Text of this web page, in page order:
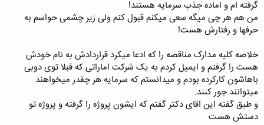
گرفته ام و اماده جذب سرمایه هستند!
من هم هر چی میگه سعی میکنم قبول کنم ولی زیر چشمی حواسم به
حرفها و رفتارش هست!
خلاصه کلیه مدارک مناقصه را که ادعا میکرد قراردادش به نام خودش
هست را گرفتم و ایمیل کردم به یک شرکت اماراتی که قبلا توی دوبی
باهاشون کارکرده بودم و میدانستم که سرمایه هر چقدر میخواهند
میتوانند جور کنند.
و طبق گفته این اقای دکتر گفتم که ایشون پروژه را گرفته و پروژه تو
دستش هست